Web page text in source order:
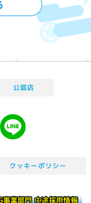
公認店
クッキーポリシー